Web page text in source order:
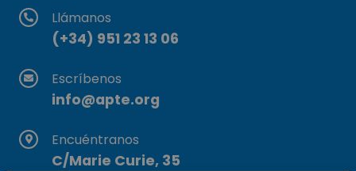
Llámanos
(+34) 951 23 13 06
Escríbenos
info@apte.org
Encuéntranos
C/Marie Curie, 35